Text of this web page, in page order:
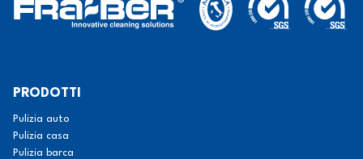
PRODOTTI
Pulizia auto
Pulizia casa
Pulizia barca